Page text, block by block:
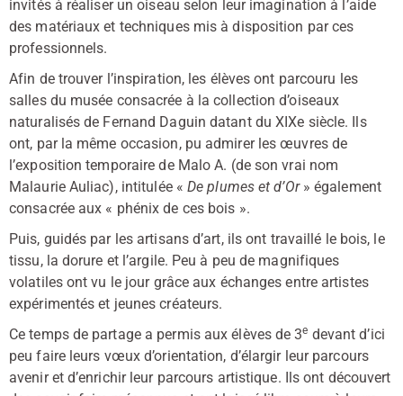
invités à réaliser un oiseau selon leur imagination à l’aide
des matériaux et techniques mis à disposition par ces
professionnels.
Afin de trouver l’inspiration, les élèves ont parcouru les
salles du musée consacrée à la collection d’oiseaux
naturalisés de Fernand Daguin datant du XIXe siècle. Ils
ont, par la même occasion, pu admirer les œuvres de
l’exposition temporaire de Malo A. (de son vrai nom
Malaurie Auliac), intitulée «De plumes et d’Or» également
consacrée aux « phénix de ces bois ».
Puis, guidés par les artisans d’art, ils ont travaillé le bois, le
tissu, la dorure et l’argile. Peu à peu de magnifiques
volatiles ont vu le jour grâce aux échanges entre artistes
expérimentés et jeunes créateurs.
Ce temps de partage a permis aux élèves de 3e devant d’ici
peu faire leurs vœux d’orientation, d’élargir leur parcours
avenir et d’enrichir leur parcours artistique. Ils ont découvert